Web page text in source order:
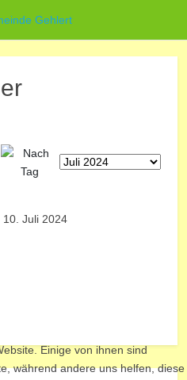
10. Juli 2024
Einige von ihnen sind
während andere uns helfen, diese